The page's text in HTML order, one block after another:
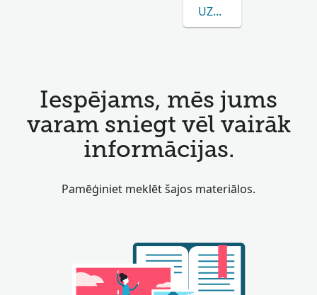
UZZINĀT VAIRĀK PAR
Iespējams, mēs jums
varam sniegt vēl vairāk
informācijas.
Pamēģiniet meklēt šajos materiālos.